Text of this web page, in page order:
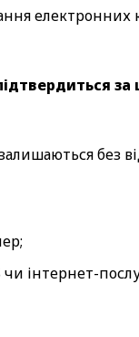
без
інтернет-